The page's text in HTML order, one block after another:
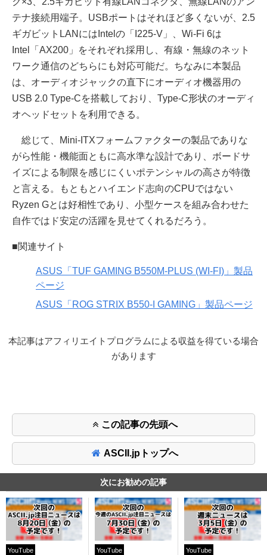
テナ接続用端子。USBポートはそれほど多くないが、2.5
ギガビットLANにはIntelの「I225-V」、Wi-Fi 6は
Intel「AX200」をそれぞれ採用し、有線・無線のネット
ワーク通信のどちらにも対応可能だ。ちなみに本製品
は、オーディオジャックの直下にオーディオ機器用の
USB 2.0 Type-Cを搭載しており、Type-C形状のオーディ
オヘッドセットを利用できる。
総じて、Mini-ITXフォームファクターの製品でありな
がら性能・機能面ともに高水準な設計であり、ボードサ
イズによる制限を感じにくいポテンシャルの高さが特徴
と言える。もともとハイエンド志向のCPUではない
Ryzen Gとは好相性であり、小型ケースを組み合わせた
自作ではド安定の活躍を見せてくれるだろう。
■関連サイト
ASUS「TUF GAMING B550M-PLUS (WI-FI)」製品
ページ
ASUS「ROG STRIX B550-I GAMING」製品ページ
本記事はアフィリエイトプログラムによる収益を得ている場合
があります
この記事の先頭へ
ASCII.jpトップへ
次にお勧めの記事
YouTube YouTube YouTube